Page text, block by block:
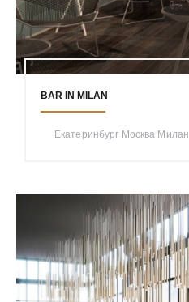
BAR IN MILAN
Екатеринбург Москва Милан